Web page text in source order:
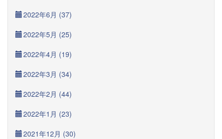
2022年6月 (37)
2022年5月 (25)
2022年4月 (19)
2022年3月 (34)
2022年2月 (44)
2022年1月 (23)
2021年12月 (30)